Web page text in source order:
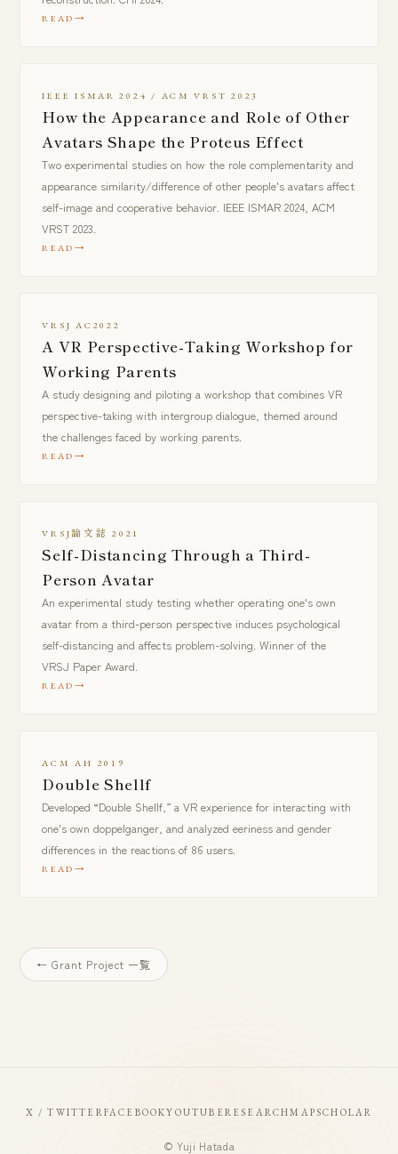
READ
IEEE ISMAR 2024 / ACM VRST 2023
How the Appearance and Role of Other
Avatars Shape the Proteus Effect
Two experimental studies on how the role complementarity and
appearance similarity/difference of other people's avatars affect
self-image and cooperative behavior. IEEE ISMAR 2024, ACM
VRST 2023.
READ
VRSJ AC2022
A VR Perspective-Taking Workshop for
Working Parents
A study designing and piloting a workshop that combines VR
perspective-taking with intergroup dialogue, themed around
the challenges faced by working parents.
READ
VRSJ論文誌 2021
Self-Distancing Through a Third-
Person Avatar
An experimental study testing whether operating one's own
avatar from a third-person perspective induces psychological
self-distancing and affects problem-solving. Winner of the
VRSJ Paper Award.
READ
ACM AH 2019
Double Shellf
Developed “Double Shellf,” a VR experience for interacting with
one's own doppelganger, and analyzed eeriness and gender
differences in the reactions of 86 users.
READ
← Grant Project 一覧
X / TWITTERFACEBOOKYOUTUBERESEARCHMAPSCHOLAR
© Yuji Hatada